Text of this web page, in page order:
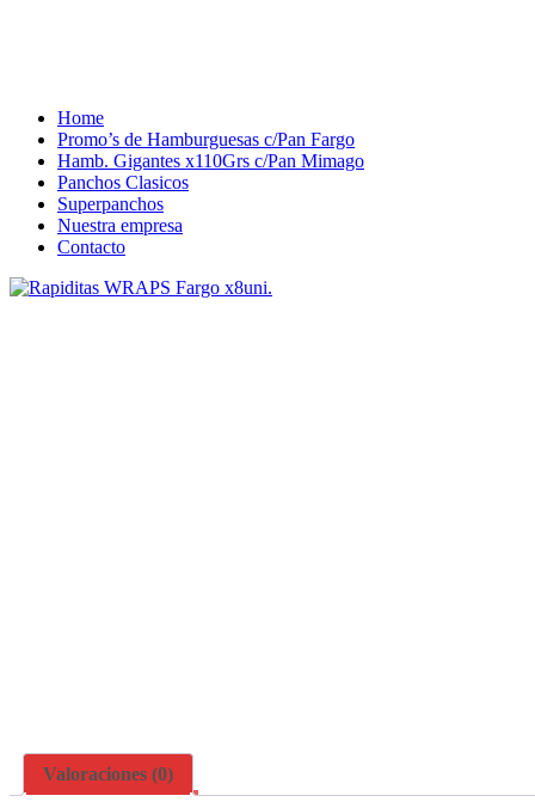
Burger Show San Miguel
Home
Promo’s de Hamburguesas c/Pan Fargo
Hamb. Gigantes x110Grs c/Pan Mimago
Panchos Clasicos
Superpanchos
Nuestra empresa
Contacto
Valoraciones (0)